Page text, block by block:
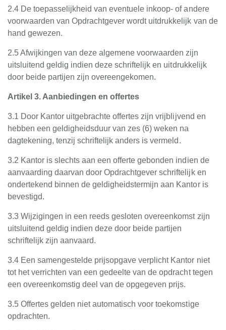
2.4 De toepasselijkheid van eventuele inkoop- of andere
voorwaarden van Opdrachtgever wordt uitdrukkelijk van de
hand gewezen.
2.5 Afwijkingen van deze algemene voorwaarden zijn
uitsluitend geldig indien deze schriftelijk en uitdrukkelijk
door beide partijen zijn overeengekomen.
Artikel 3. Aanbiedingen en offertes
3.1 Door Kantor uitgebrachte offertes zijn vrijblijvend en
hebben een geldigheidsduur van zes (6) weken na
dagtekening, tenzij schriftelijk anders is vermeld.
3.2 Kantor is slechts aan een offerte gebonden indien de
aanvaarding daarvan door Opdrachtgever schriftelijk en
ondertekend binnen de geldigheidstermijn aan Kantor is
bevestigd.
3.3 Wijzigingen in een reeds gesloten overeenkomst zijn
uitsluitend geldig indien deze door beide partijen
schriftelijk zijn aanvaard.
3.4 Een samengestelde prijsopgave verplicht Kantor niet
tot het verrichten van een gedeelte van de opdracht tegen
een overeenkomstig deel van de opgegeven prijs.
3.5 Offertes gelden niet automatisch voor toekomstige
opdrachten.